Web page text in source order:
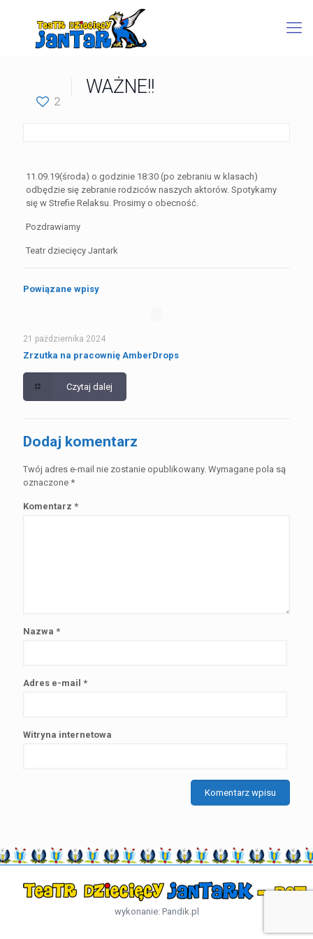
2
WAŻNE!!
11.09.19(środa) o godzinie 18:30 (po zebraniu w klasach)
odbędzie się zebranie rodziców naszych aktorów. Spotykamy
się w Strefie Relaksu. Prosimy o obecność.
Pozdrawiamy
Teatr dziecięcy Jantark
Powiązane wpisy
21 października 2024
Zrzutka na pracownię AmberDrops
Czytaj dalej
Dodaj komentarz
Twój adres e-mail nie zostanie opublikowany. Wymagane pola są
oznaczone *
Komentarz *
Nazwa *
Adres e-mail *
Witryna internetowa
wykonanie: Pandik.pl